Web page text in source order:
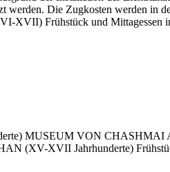
werden. Die Zugkosten werden in
Frühstück und Mittagessen
MUSEUM VON
XVII Jahrhunderte)